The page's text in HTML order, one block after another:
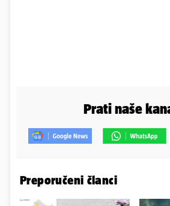
Prati naše
Preporučeni članci